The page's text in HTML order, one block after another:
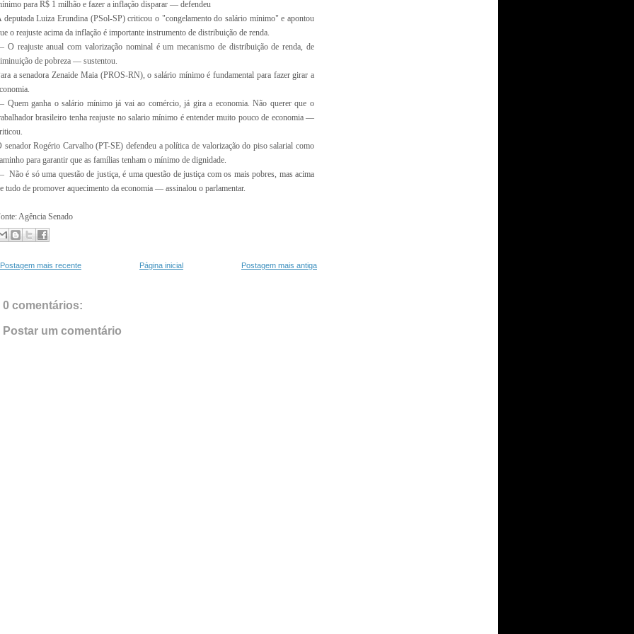
para R$ 1 milhão e fazer a inflação disparar — defendeu
deputada Luiza Erundina (PSol-SP) criticou o "congelamento do salário mínimo" e apontou
o reajuste acima da inflação é importante instrumento de distribuição de renda.
O reajuste anual com valorização nominal é um mecanismo de distribuição de renda, de
de pobreza — sustentou.
a senadora Zenaide Maia (PROS-RN), o salário mínimo é fundamental para fazer girar a
Quem ganha o salário mínimo já vai ao comércio, já gira a economia. Não querer que o
brasileiro tenha reajuste no salario mínimo é entender muito pouco de economia —
senador Rogério Carvalho (PT-SE) defendeu a política de valorização do piso salarial como
para garantir que as famílias tenham o mínimo de dignidade.
Não é só uma questão de justiça, é uma questão de justiça com os mais pobres, mas acima
tudo de promover aquecimento da economia — assinalou o parlamentar.
Agência Senado
Postagem mais recente Postagem mais antiga
Página inicial
0 comentários:
Postar um comentário